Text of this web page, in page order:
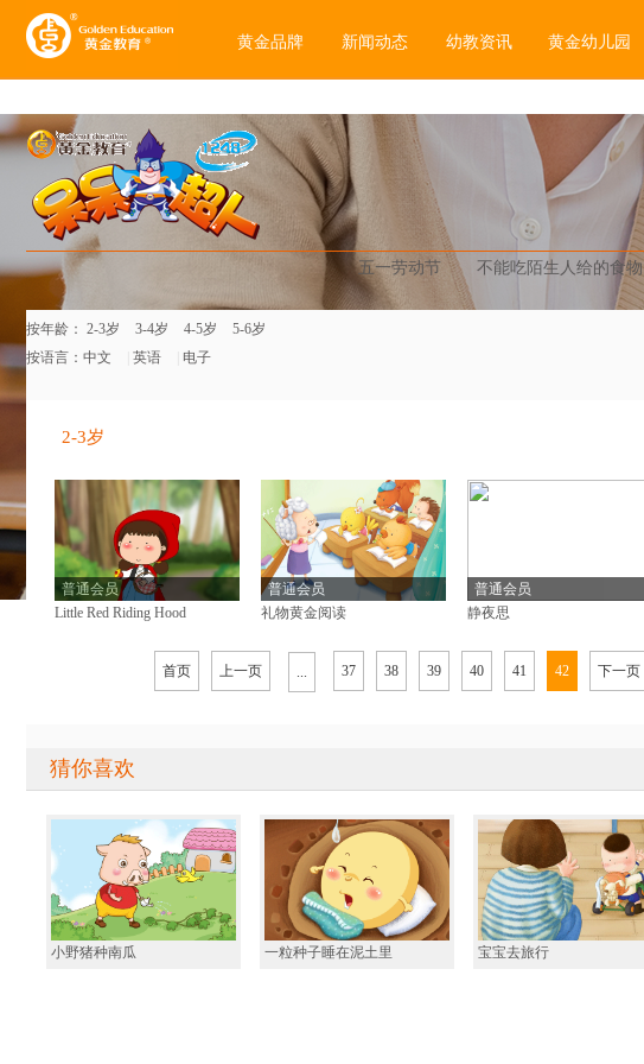
黄金品牌 新闻动态 幼教资讯 黄金幼儿园
五一劳动节 不能吃陌生人给的食物
按年龄： 2-3岁 3-4岁 4-5岁
5-6岁
按语言： 中文 英语 电子
2-3岁
普通会员
Little Red Riding Hood
普通会员
礼物黄金阅读
普通会员
静夜思
首页 上一页 ... 37 38 39 40 41 42 下一页
猜你喜欢
小野猪种南瓜 一粒种子睡在泥土里 宝宝去旅行